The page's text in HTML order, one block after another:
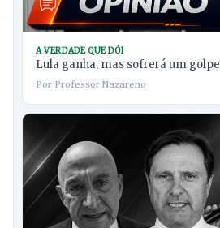
A VERDADE QUE DÓI
Lula ganha, mas sofrerá um golpe
Por Professor Nazareno